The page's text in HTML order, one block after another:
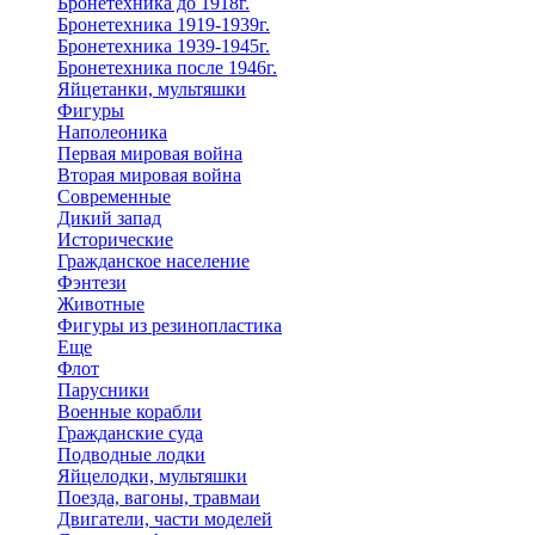
Бронетехника 1919-1939г.
Бронетехника 1939-1945г.
Бронетехника после 1946г.
Яйцетанки, мультяшки
Фигуры
Наполеоника
Первая мировая война
Вторая мировая война
Современные
Дикий запад
Исторические
Гражданское население
Фэнтези
Животные
Фигуры из резинопластика
Еще
Флот
Парусники
Военные корабли
Гражданские суда
Подводные лодки
Яйцелодки, мультяшки
Поезда, вагоны, травмаи
Двигатели, части моделей